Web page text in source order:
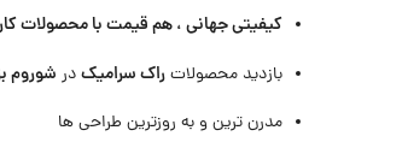
کیفیتی جهانی ، هم قیمت با محصولات
بازدید محصولاتراک سرامیکدر شوروم
مدرن ترین و به روزترین طراحی ها